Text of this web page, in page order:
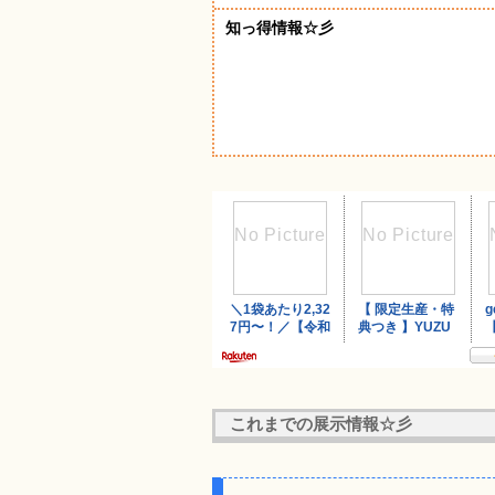
知っ得情報☆彡
これまでの展示情報☆彡